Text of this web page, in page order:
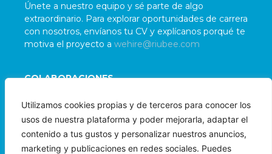
Utilizamos cookies propias y de terceros para conocer los
usos de nuestra plataforma y poder mejorarla, adaptar el
contenido a tus gustos y personalizar nuestros anuncios,
marketing y publicaciones en redes sociales. Puedes
COLABORACIONES
Damos la bienvenida a colaboraciones con
organizaciones e individuos alineados con nuestra
misión. Para evaluar posibles sinergias, contáctanos
wepartner@riubee.com
Únete a nuestro equipo y sé parte de algo
extraordinario. Para explorar oportunidades de carrera
con nosotros, envíanos tu CV y explícanos porqué te
motiva el proyecto a wehire@riubee.com